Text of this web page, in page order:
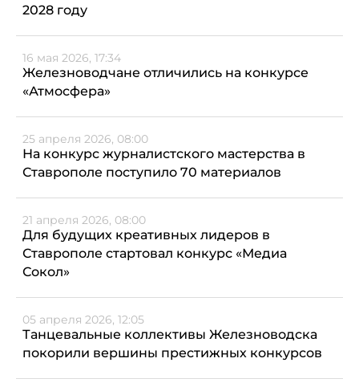
2028 году
16 мая 2026, 17:34
Железноводчане отличились на конкурсе
«Атмосфера»
25 апреля 2026, 08:00
На конкурс журналистского мастерства в
Ставрополе поступило 70 материалов
21 апреля 2026, 08:00
Для будущих креативных лидеров в
Ставрополе стартовал конкурс «Медиа
Сокол»
05 апреля 2026, 12:05
Танцевальные коллективы Железноводска
покорили вершины престижных конкурсов